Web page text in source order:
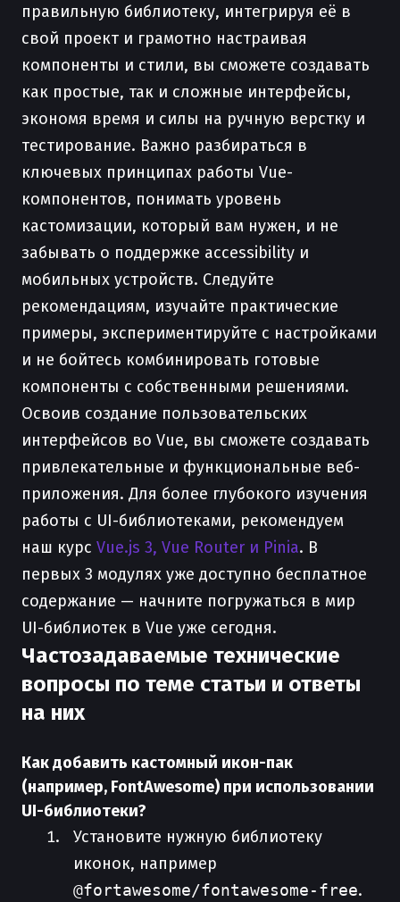
правильную библиотеку, интегрируя её в
свой проект и грамотно настраивая
компоненты и стили, вы сможете создавать
как простые, так и сложные интерфейсы,
экономя время и силы на ручную верстку и
тестирование. Важно разбираться в
ключевых принципах работы Vue-
компонентов, понимать уровень
кастомизации, который вам нужен, и не
забывать о поддержке accessibility и
мобильных устройств. Следуйте
рекомендациям, изучайте практические
примеры, экспериментируйте с настройками
и не бойтесь комбинировать готовые
компоненты с собственными решениями.
Освоив создание пользовательских
интерфейсов во Vue, вы сможете создавать
привлекательные и функциональные веб-
приложения. Для более глубокого изучения
работы с UI-библиотеками, рекомендуем
наш курс Vue.js 3, Vue Router и Pinia. В
первых 3 модулях уже доступно бесплатное
содержание — начните погружаться в мир
UI-библиотек в Vue уже сегодня.
Частозадаваемые технические
вопросы по теме статьи и ответы
на них
Как добавить кастомный икон-пак
(например, FontAwesome) при использовании
UI-библиотеки?
Установите нужную библиотеку
иконок, например
@fortawesome/fontawesome-free.